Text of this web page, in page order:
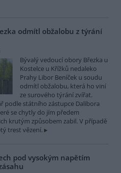
odmítl obžalobu z týrání
Bývalý vedoucí obory Březka u
Kostelce u Křížků nedaleko
Prahy Libor Beníček u soudu
odmítl obžalobu, která ho viní
ze surového týrání zvířat.
podle státního zástupce Dalibora
se chytly do jím předem
krutým způsobem zabil. V případě
trest vězení.
pod vysokým napětím